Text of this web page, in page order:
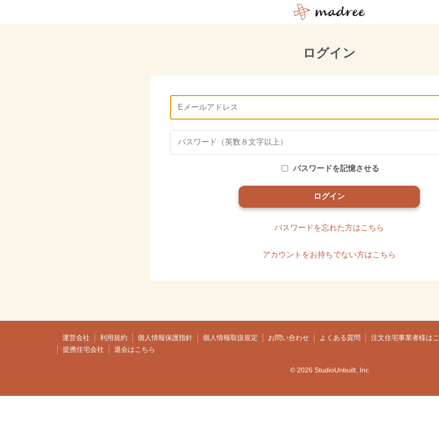
ログイン
パスワードを記憶させる
パスワードを忘れた方はこちら
アカウントをお持ちでない方はこちら
運営会社 利用規約 個人情報保護指針 個人情報取扱規定 お問い合わせ よくある質問 注文住宅事業者様は
提携住宅会社
退会はこちら
© 2026 StudioUnbuilt, Inc